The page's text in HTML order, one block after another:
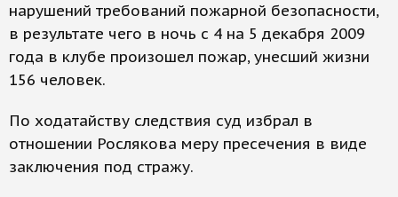
нарушений требований пожарной безопасности,
в результате чего в ночь с 4 на 5 декабря 2009
года в клубе произошел пожар, унесший жизни
156 человек.
По ходатайству следствия суд избрал в
отношении Рослякова меру пресечения в виде
заключения под стражу.